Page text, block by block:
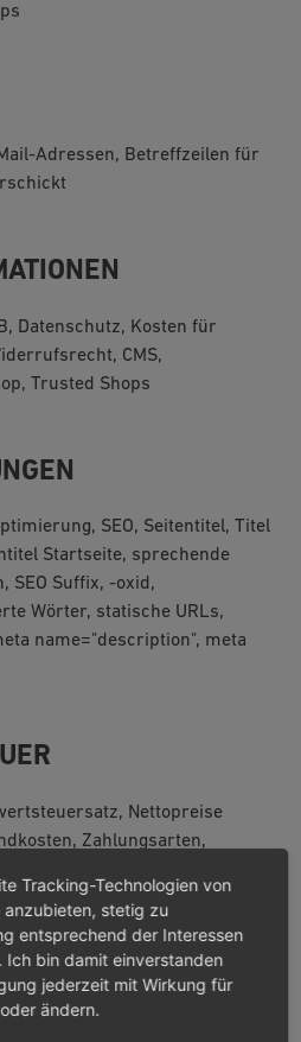
Adressen, Betreffzeilen für
Datenschutz, Kosten für
CMS,
Trusted Shops
SEO, Seitentitel, Titel
Startseite, sprechende
SEO Suffix, -oxid,
Wörter, statische URLs,
name="description", meta
Nettopreise
Zahlungsarten,
und in der Rechnung
Zahlungsarten,
Mehrwertsteuer und
Tracking-Technologien von
anzubieten, stetig zu
entsprechend der Interessen
bin damit einverstanden
jederzeit mit Wirkung für
ändern.